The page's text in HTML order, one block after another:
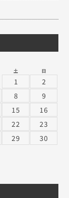
土 日
1
2
8
9
15
16
22
23
29
30